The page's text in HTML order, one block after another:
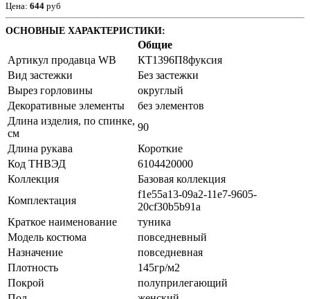
Цена: 644 руб
ОСНОВНЫЕ ХАРАКТЕРИСТИКИ:
Общие
Артикул продавца WB
КТ1396П8фуксия
Вид застежки
Без застежки
Вырез горловины
округлый
Декоративные элементы
без элементов
Длина изделия, по спинке,
см
90
Длина рукава
Короткие
Код ТНВЭД
6104420000
Коллекция
Базовая коллекция
Комплектация
f1e55a13-09a2-11e7-9605-
20cf30b5b91a
Краткое наименование
туника
Модель костюма
повседневный
Назначение
повседневная
Плотность
145гр/м2
Покрой
полуприлегающий